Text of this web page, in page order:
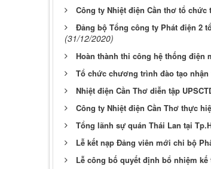
Công ty Nhiệt điện Cần thơ tổ
Đảng bộ Tổng công ty Phát điện 2
(31/12/2020)
Hoàn thành thi công hệ thống điện
Tổ chức chương trình đào tạo
Nhiệt điện Cần Thơ diễn tập
Công ty Nhiệt điện Cần Thơ thực
Tổng lãnh sự quán Thái Lan tại
Lễ kết nạp Đảng viên mới chi bộ
Lễ công bố quyết định bổ nhiệm